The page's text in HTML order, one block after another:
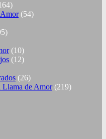
(54)
(10)
(12)
(26)
Llama de Amor(219)